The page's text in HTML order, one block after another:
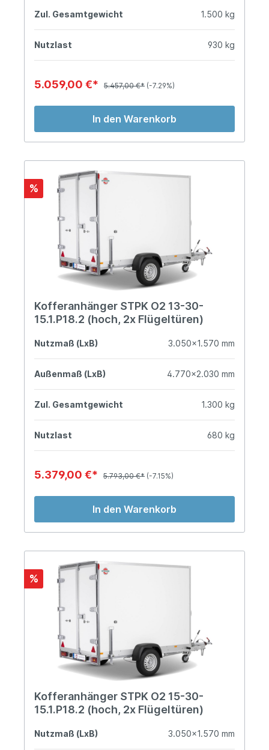
Zul. Gesamtgewicht 1.500 kg
Nutzlast 930 kg
5.059,00 €* 5.457,00 €* (-7.29%)
In den Warenkorb
%
Kofferanhänger STPK O2 13-30-
15.1.P18.2 (hoch, 2x Flügeltüren)
Nutzmaß (LxB) 3.050x1.570 mm
Außenmaß (LxB) 4.770x2.030 mm
Zul. Gesamtgewicht 1.300 kg
Nutzlast 680 kg
5.379,00 €* 5.793,00 €* (-7.15%)
In den Warenkorb
%
Kofferanhänger STPK O2 15-30-
15.1.P18.2 (hoch, 2x Flügeltüren)
Nutzmaß (LxB) 3.050x1.570 mm